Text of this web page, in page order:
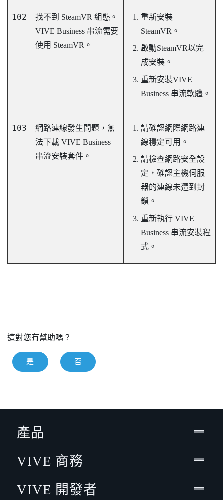
102
找不到 SteamVR 組態。
VIVE Business 串流需要
使用 SteamVR。
重新安裝
SteamVR 。
啟動SteamVR以完
成安裝。
重新安裝VIVE
Business 串流軟體。
103
網路連線發生問題，無
法下載 VIVE Business
串流安裝套件。
請確認網際網路連
線穩定可用。
請檢查網路安全設
定，確認主機伺服
器的連線未遭到封
鎖。
重新執行 VIVE
Business 串流安裝程
式。
這對您有幫助嗎？
是 否
產品
VIVE 商務
VIVE 開發者